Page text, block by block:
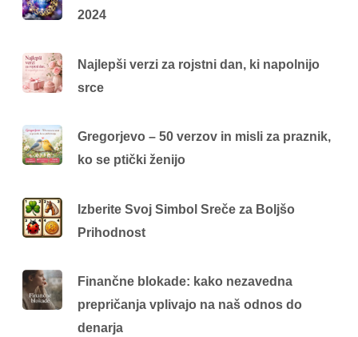
2024
Najlepši verzi za rojstni dan, ki napolnijo
srce
Gregorjevo – 50 verzov in misli za praznik,
ko se ptički ženijo
Izberite Svoj Simbol Sreče za Boljšo
Prihodnost
Finančne blokade: kako nezavedna
prepričanja vplivajo na naš odnos do
denarja